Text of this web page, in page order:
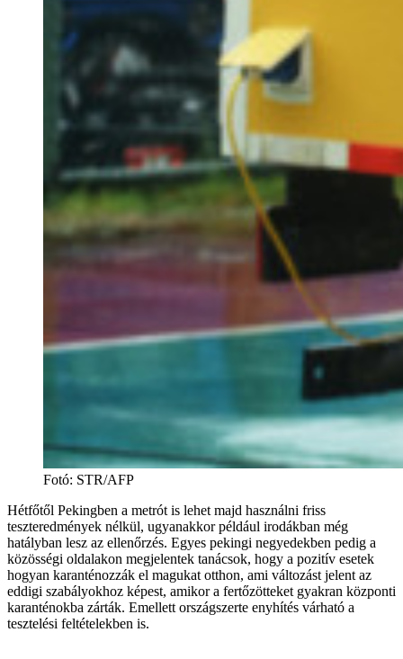
Fotó: STR/AFP
Hétfőtől Pekingben a metrót is lehet majd használni friss
teszteredmények nélkül, ugyanakkor például irodákban még
hatályban lesz az ellenőrzés. Egyes pekingi negyedekben pedig a
közösségi oldalakon megjelentek tanácsok, hogy a pozitív esetek
hogyan karanténozzák el magukat otthon, ami változást jelent az
eddigi szabályokhoz képest, amikor a fertőzötteket gyakran központi
karanténokba zárták. Emellett országszerte enyhítés várható a
tesztelési feltételekben is.